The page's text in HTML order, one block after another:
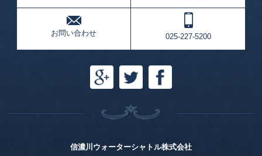
お問い合わせ 025-227-5200
信濃川ウォーターシャトル株式会社